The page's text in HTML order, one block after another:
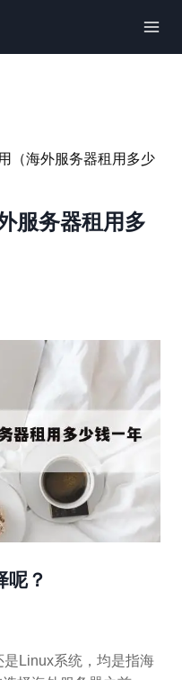
（海外服务器租用多少
服务器租用多
呢？
Linux系统，均是指海